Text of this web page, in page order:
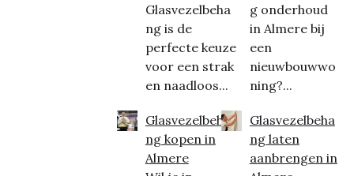
Glasvezelbeha
ng is de
perfecte keuze
voor een strak
en naadloos...
Glasvezelbeha
ng kopen in
Almere
g onderhoud
in Almere bij
een
nieuwbouwwo
ning?...
Glasvezelbeha
ng laten
aanbrengen in